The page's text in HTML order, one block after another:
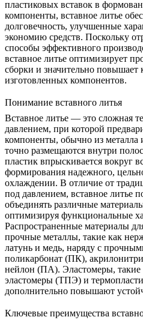
пластиковых вставок в
компоненты, вставное литье
долговечность, улучшенные
экономию средств. Поскольку
способы эффективного
вставное литье оптимизирует
сборки и значительно повышает
изготовленных компонентов.
Понимание вставного литья
Вставное литье — это сложная
давлением, при которой
компоненты, обычно из металла
точно размещаются внутри
пластик впрыскивается вокруг
формирования надежного,
охлаждении. В отличие от
под давлением, вставное литье
объединять различные
оптимизируя функциональные
Распространенные материалы
прочные металлы, такие как
латунь и медь, наряду с
поликарбонат (ПК),
нейлон (ПА). Эластомеры, такие
эластомеры (ТПЭ) и
дополнительно повышают
Ключевые преимущества